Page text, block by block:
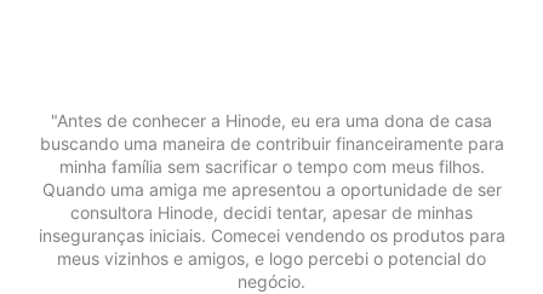
"Antes de conhecer a Hinode, eu era uma dona de casa
buscando uma maneira de contribuir financeiramente para
minha família sem sacrificar o tempo com meus filhos.
Quando uma amiga me apresentou a oportunidade de ser
consultora Hinode, decidi tentar, apesar de minhas
inseguranças iniciais. Comecei vendendo os produtos para
meus vizinhos e amigos, e logo percebi o potencial do
negócio.